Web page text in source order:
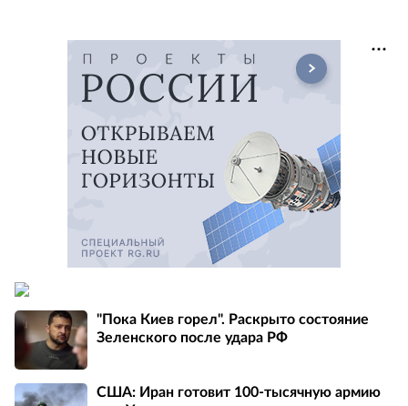
"Пока Киев горел". Раскрыто состояние
Зеленского после удара РФ
США: Иран готовит 100-тысячную армию